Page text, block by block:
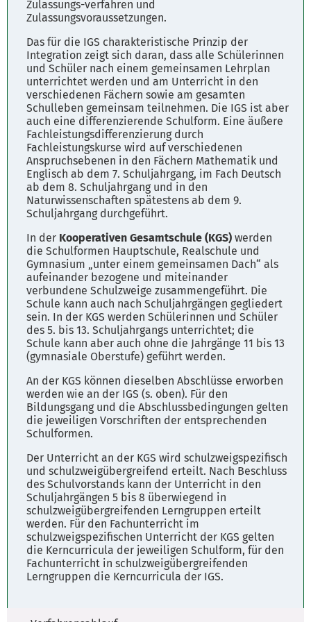
Zulassungs-verfahren und
Zulassungsvoraussetzungen.
Das für die IGS charakteristische Prinzip der
Integration zeigt sich daran, dass alle Schülerinnen
und Schüler nach einem gemeinsamen Lehrplan
unterrichtet werden und am Unterricht in den
verschiedenen Fächern sowie am gesamten
Schulleben gemeinsam teilnehmen. Die IGS ist aber
auch eine differenzierende Schulform. Eine äußere
Fachleistungsdifferenzierung durch
Fachleistungskurse wird auf verschiedenen
Anspruchsebenen in den Fächern Mathematik und
Englisch ab dem 7. Schuljahrgang, im Fach Deutsch
ab dem 8. Schuljahrgang und in den
Naturwissenschaften spätestens ab dem 9.
Schuljahrgang durchgeführt.
In der Kooperativen Gesamtschule (KGS) werden
die Schulformen Hauptschule, Realschule und
Gymnasium „unter einem gemeinsamen Dach“ als
aufeinander bezogene und miteinander
verbundene Schulzweige zusammengeführt. Die
Schule kann auch nach Schuljahrgängen gegliedert
sein. In der KGS werden Schülerinnen und Schüler
des 5. bis 13. Schuljahrgangs unterrichtet; die
Schule kann aber auch ohne die Jahrgänge 11 bis 13
(gymnasiale Oberstufe) geführt werden.
An der KGS können dieselben Abschlüsse erworben
werden wie an der IGS (s. oben). Für den
Bildungsgang und die Abschlussbedingungen gelten
die jeweiligen Vorschriften der entsprechenden
Schulformen.
Der Unterricht an der KGS wird schulzweigspezifisch
und schulzweigübergreifend erteilt. Nach Beschluss
des Schulvorstands kann der Unterricht in den
Schuljahrgängen 5 bis 8 überwiegend in
schulzweigübergreifenden Lerngruppen erteilt
werden. Für den Fachunterricht im
schulzweigspezifischen Unterricht der KGS gelten
die Kerncurricula der jeweiligen Schulform, für den
Fachunterricht in schulzweigübergreifenden
Lerngruppen die Kerncurricula der IGS.